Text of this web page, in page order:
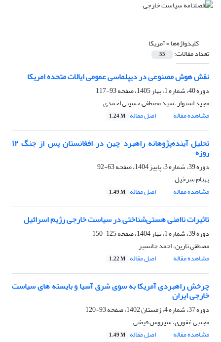
کلیدواژه‌ها =آمریکا
تعداد مقالات: 55
نقش هوش مصنوعی در دیپلماسی عمومی ایالات متحده امریکا
دوره 40، شماره 1، بهار 1405، صفحه
93-117
مجید استوار، سید مصطفی حسینی احمدی
مشاهده مقاله
اصل مقاله 1.24 M
تحلیل آینده‌پژوهانه راهبرد چین در افغانستان پس از جنگ ۱۲
روزه
دوره 39، شماره 3، پاییز 1404، صفحه
63-92
بهنام سرخیل
مشاهده مقاله
اصل مقاله 1.49 M
تاثیرات ناامنی هستی‌شناختی در سیاست خارجی رژیم اسرائیل
دوره 39، شماره 1، بهار 1404، صفحه
125-150
مصطفی تارین، احمد جانسیز
مشاهده مقاله
اصل مقاله 1.22 M
چرخش راهبردی آمریکا به سوی شرق آسیا و بایسته های سیاست
خارجی ایران
دوره 37، شماره 4، زمستان 1402، صفحه
93-120
مجتبی غفوری، سیروس فیضی
مشاهده مقاله
اصل مقاله 1.49 M